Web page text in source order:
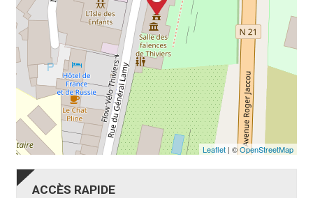
Leaflet | ©OpenStreetMap
ACCÈS RAPIDE